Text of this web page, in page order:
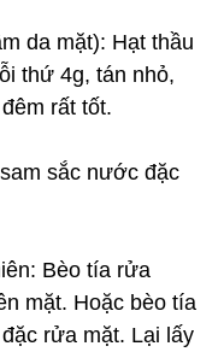
da mặt): Hạt thầu
thứ 4g, tán nhỏ,
rất tốt.
sắc nước đặc
Bèo tía rửa
mặt. Hoặc bèo tía
rửa mặt. Lại lấy